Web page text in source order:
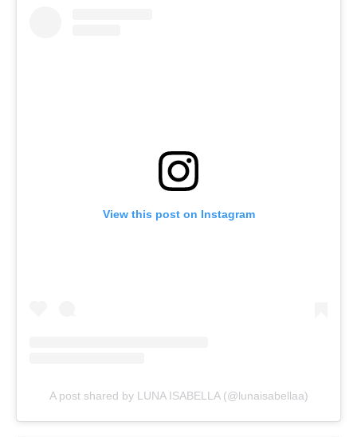
View this post on Instagram
A post shared by LUNA ISABELLA (@lunaisabellaa)